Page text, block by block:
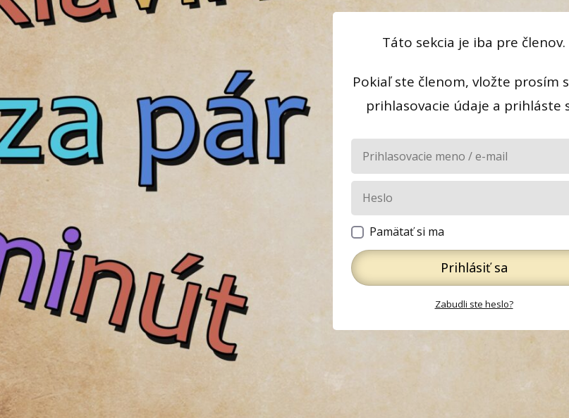
Táto sekcia je iba pre členov.
Pokiaľ ste členom, vložte prosím
prihlasovacie údaje a prihláste
Pamätať si ma
Prihlásiť sa
Zabudli ste heslo?